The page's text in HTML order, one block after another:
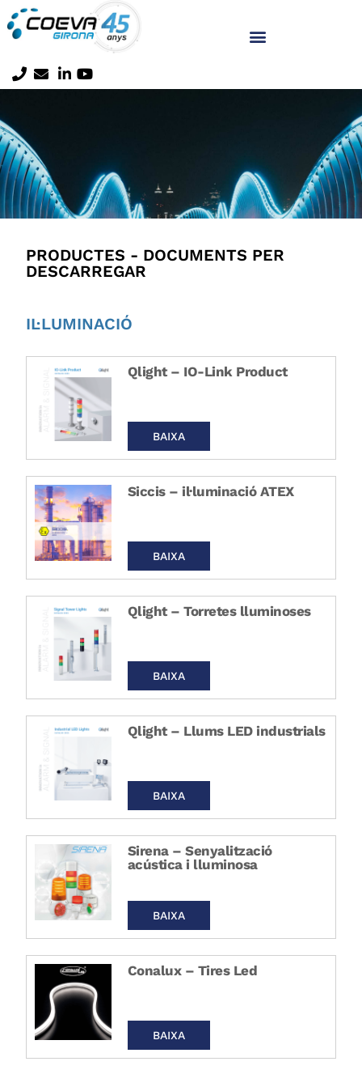
PRODUCTES - DOCUMENTS PER
DESCARREGAR
IL·LUMINACIÓ
Qlight – IO-Link Product
BAIXA
Siccis – il·luminació ATEX
BAIXA
Qlight – Torretes lluminoses
BAIXA
Qlight – Llums LED industrials
BAIXA
Sirena – Senyalització
acústica i lluminosa
BAIXA
Conalux – Tires Led
BAIXA